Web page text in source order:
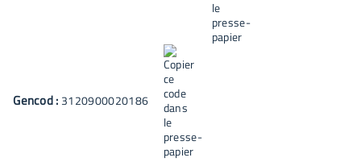
Gencod : 3120900020186